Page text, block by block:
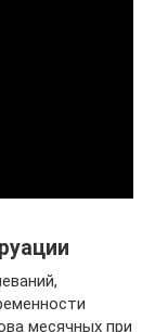
месячных при